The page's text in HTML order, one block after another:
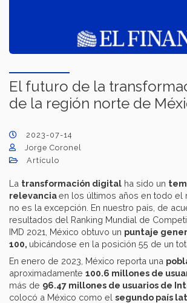
El futuro de la
de la región norte de
2023-07-14
Jorge Coronel
Artículo
La transformación digital ha sido un
relevanciaen los últimos años en todo el
no es la excepción. En nuestro país, de
resultados del Ranking Mundial de
IMD 2021, México obtuvo un puntaje
100, ubicándose en la posición 55 de un
En enero de 2023, México reporta una
aproximadamente 100.6 millones de
más de 96.47 millones de usuarios de
colocó a México como el segundo país